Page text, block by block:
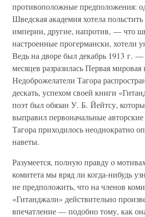
противоположные предположения:
Шведская академия хотела
империи, другие, напротив, — что
настроенные прогермански, хотели
Ведь на дворе был декабрь 1913 г. —
месяцев разразилась Первая мировая
Недоброжелатели Тагора
дескать, успехом своей книги
поэт был обязан У. Б. Йейтсу,
выправил первоначальные
Тагора приходилось неоднократно
наветы.
Разумеется, полную правду о
комитета мы вряд ли когда-нибудь
не предположить, что на членов
«Гитанджали» действительно
впечатление — подобно тому, как